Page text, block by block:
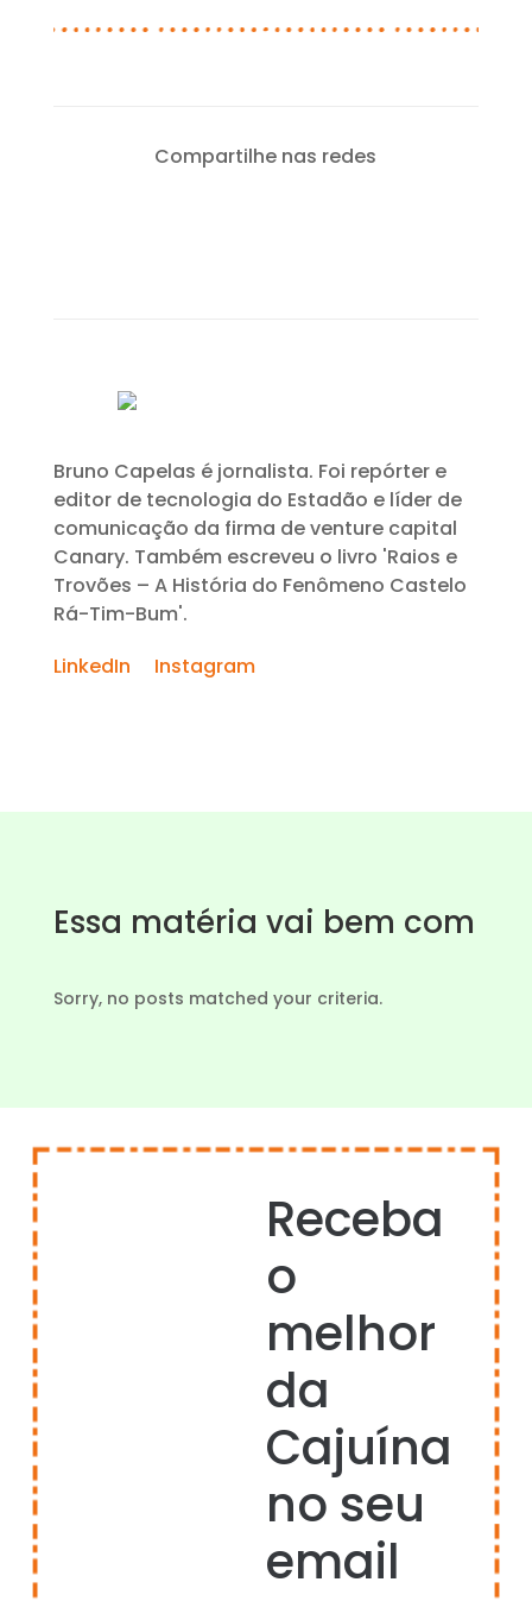
Compartilhe nas redes
Bruno Capelas é jornalista. Foi repórter e
editor de tecnologia do Estadão e líder de
comunicação da firma de venture capital
Canary. Também escreveu o livro 'Raios e
Trovões – A História do Fenômeno Castelo
Rá-Tim-Bum'.
LinkedIn
Instagram
Essa matéria vai bem com
Sorry, no posts matched your criteria.
Receba
o
melhor
da
Cajuína
no seu
email